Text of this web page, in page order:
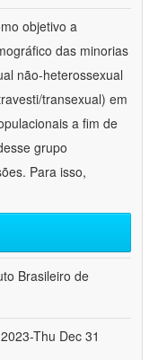
objetivo a
das minorias
não-heterossexual
transexual) em
a fim de
grupo
Para isso,
Brasileiro de
Thu Dec 31